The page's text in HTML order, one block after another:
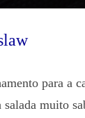
para a
salada muito